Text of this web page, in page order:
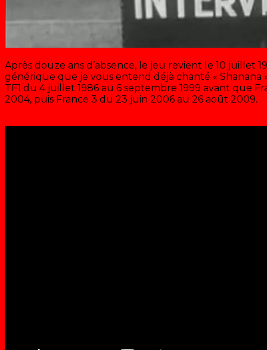
Après douze ans d’absence, le jeu revient le 10 juillet
générique que je vous entend déjà chanté « Shanana
TF1 du 4 juillet 1986 au 6 septembre 1999 avant que
2004, puis France 3 du 23 juin 2006 au 26 août 2009.